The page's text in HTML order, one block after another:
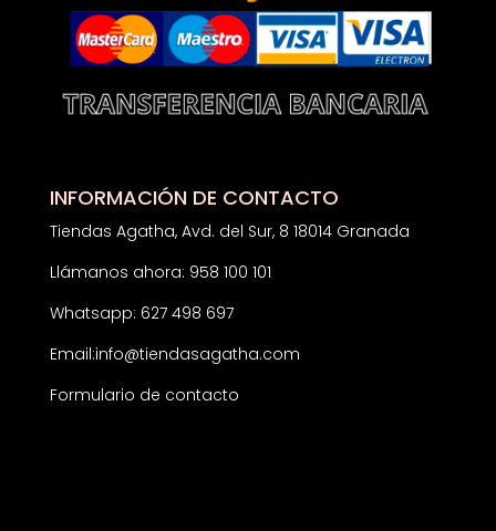
INFORMACIÓN DE CONTACTO
Tiendas Agatha, Avd. del Sur, 8 18014 Granada
Llámanos ahora: 958 100 101
Whatsapp: 627 498 697
Email:info@tiendasagatha.com
Formulario de contacto